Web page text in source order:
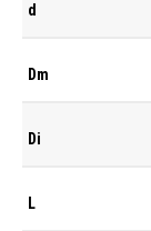
d
Dm
Di
L